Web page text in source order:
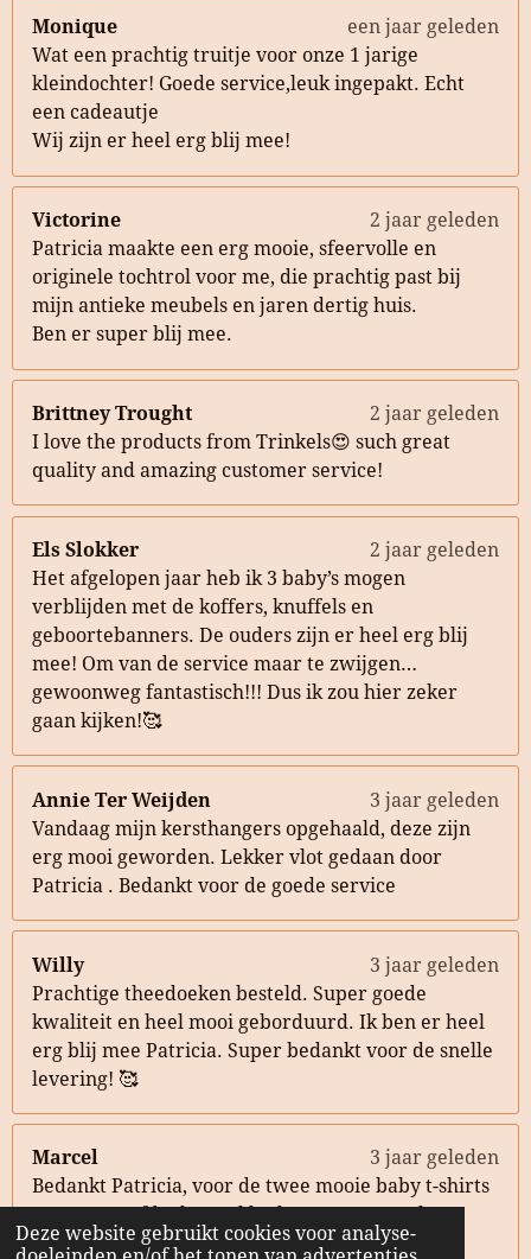
Deze website gebruikt cookies voor analyse-
Monique
een jaar geleden
Wat een prachtig truitje voor onze 1 jarige
kleindochter! Goede service,leuk ingepakt. Echt
een cadeautje
Wij zijn er heel erg blij mee!
Victorine
2 jaar geleden
Patricia maakte een erg mooie, sfeervolle en
originele tochtrol voor me, die prachtig past bij
mijn antieke meubels en jaren dertig huis.
Ben er super blij mee.
Brittney Trought
2 jaar geleden
I love the products from Trinkels😍 such great
quality and amazing customer service!
Els Slokker
2 jaar geleden
Het afgelopen jaar heb ik 3 baby’s mogen
verblijden met de koffers, knuffels en
geboortebanners. De ouders zijn er heel erg blij
mee! Om van de service maar te zwijgen…
gewoonweg fantastisch!!! Dus ik zou hier zeker
gaan kijken!🥰
Annie Ter Weijden
3 jaar geleden
Vandaag mijn kersthangers opgehaald, deze zijn
erg mooi geworden. Lekker vlot gedaan door
Patricia . Bedankt voor de goede service
Willy
3 jaar geleden
Prachtige theedoeken besteld. Super goede
kwaliteit en heel mooi geborduurd. Ik ben er heel
erg blij mee Patricia. Super bedankt voor de snelle
levering! 🥰
Marcel
3 jaar geleden
Bedankt Patricia, voor de twee mooie baby t-shirts
kraamcadeau aan mijn collega’s! 🤩